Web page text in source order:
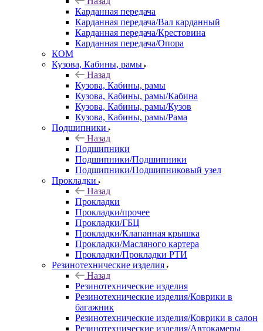
Карданная передача
Карданная передача/Вал карданный
Карданная передача/Крестовина
Карданная передача/Опора
КОМ
Кузова, Кабины, рамы
Назад
Кузова, Кабины, рамы
Кузова, Кабины, рамы/Кабина
Кузова, Кабины, рамы/Кузов
Кузова, Кабины, рамы/Рама
Подшипники
Назад
Подшипники
Подшипники/Подшипники
Подшипники/Подшипниковый узел
Прокладки
Назад
Прокладки
Прокладки/прочее
Прокладки/ГБЦ
Прокладки/Клапанная крышка
Прокладки/Масляного картера
Прокладки/Прокладки РТИ
Резинотехнические изделия
Назад
Резинотехнические изделия
Резинотехнические изделия/Коврики в
багажник
Резинотехнические изделия/Коврики в салон
Резинотехнические изделия/Автокамеры